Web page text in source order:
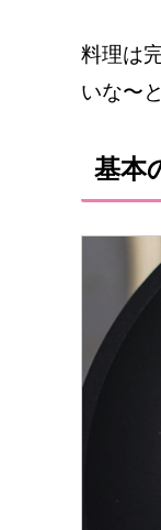
料理は
いな〜
基本